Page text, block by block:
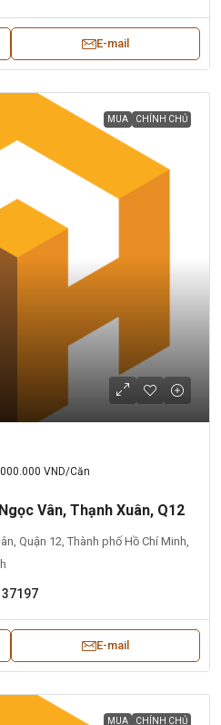
E-mail
MUA CHÍNH CHỦ
VND/Căn
Vân, Thạnh Xuân, Q12
Quận 12, Thành phố Hồ Chí Minh,
37197
E-mail
MUA CHÍNH CHỦ